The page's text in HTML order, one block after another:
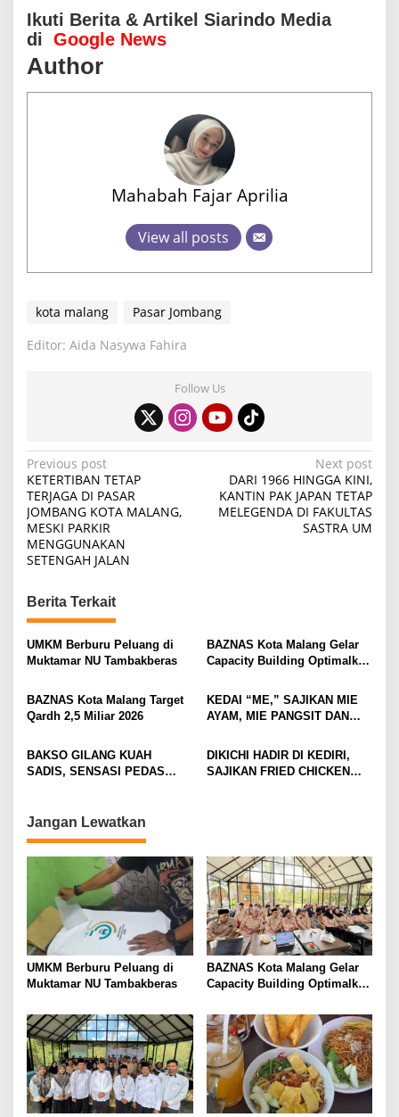
Ikuti Berita & Artikel Siarindo Media
di Google News
Author
Mahabah Fajar Aprilia
View all posts
kota malang
Pasar Jombang
Editor: Aida Nasywa Fahira
Follow Us
P
o
s
t
n
a
v
i
g
a
t
i
o
Previous post
KETERTIBAN TETAP
TERJAGA DI PASAR
JOMBANG KOTA MALANG,
MESKI PARKIR
MENGGUNAKAN
SETENGAH JALAN
Next post
DARI 1966 HINGGA KINI,
KANTIN PAK JAPAN TETAP
MELEGENDA DI FAKULTAS
SASTRA UM
Berita Terkait
UMKM Berburu Peluang di
Muktamar NU Tambakberas
BAZNAS Kota Malang Gelar
Capacity Building Optimalkan
BAZNAS Kota Malang Target
Qardh 2,5 Miliar 2026
KEDAI “ME,” SAJIKAN MIE
AYAM, MIE PANGSIT DAN
SAJA
BAKSO GILANG KUAH
SADIS, SENSASI PEDAS
IKONIKNYA
DIKICHI HADIR DI KEDIRI,
SAJIKAN FRIED CHICKEN
Jangan Lewatkan
UMKM Berburu Peluang di
Muktamar NU Tambakberas
BAZNAS Kota Malang Gelar
Capacity Building Optimalkan